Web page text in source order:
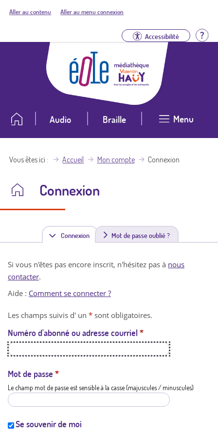
Aller au contenu Aller au menu connexion
Accessibilité
Audio Braille Menu
Vous êtes ici Accueil Mon compte Connexion
Connexion
Connexion(
n
t
a
t
i
Mot de passe oublié ?
Si vous n'êtes pas encore inscrit, n'hésitez pas à nous
contacter.
Aide : Comment se connecter ?
Les champs suivis d' un * sont obligatoires.
Numéro d'abonné ou adresse courriel *
Mot de passe *
Le champ mot de passe est sensible à la casse (majuscules / minuscules)
Se souvenir de moi